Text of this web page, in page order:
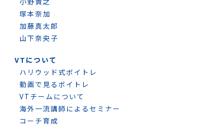
塚本奈加
加藤真太郎
山下奈央子
VTについて
ハリウッド式ボイトレ
動画で見るボイトレ
VTチームについて
海外一流講師によるセミナー
コーチ育成